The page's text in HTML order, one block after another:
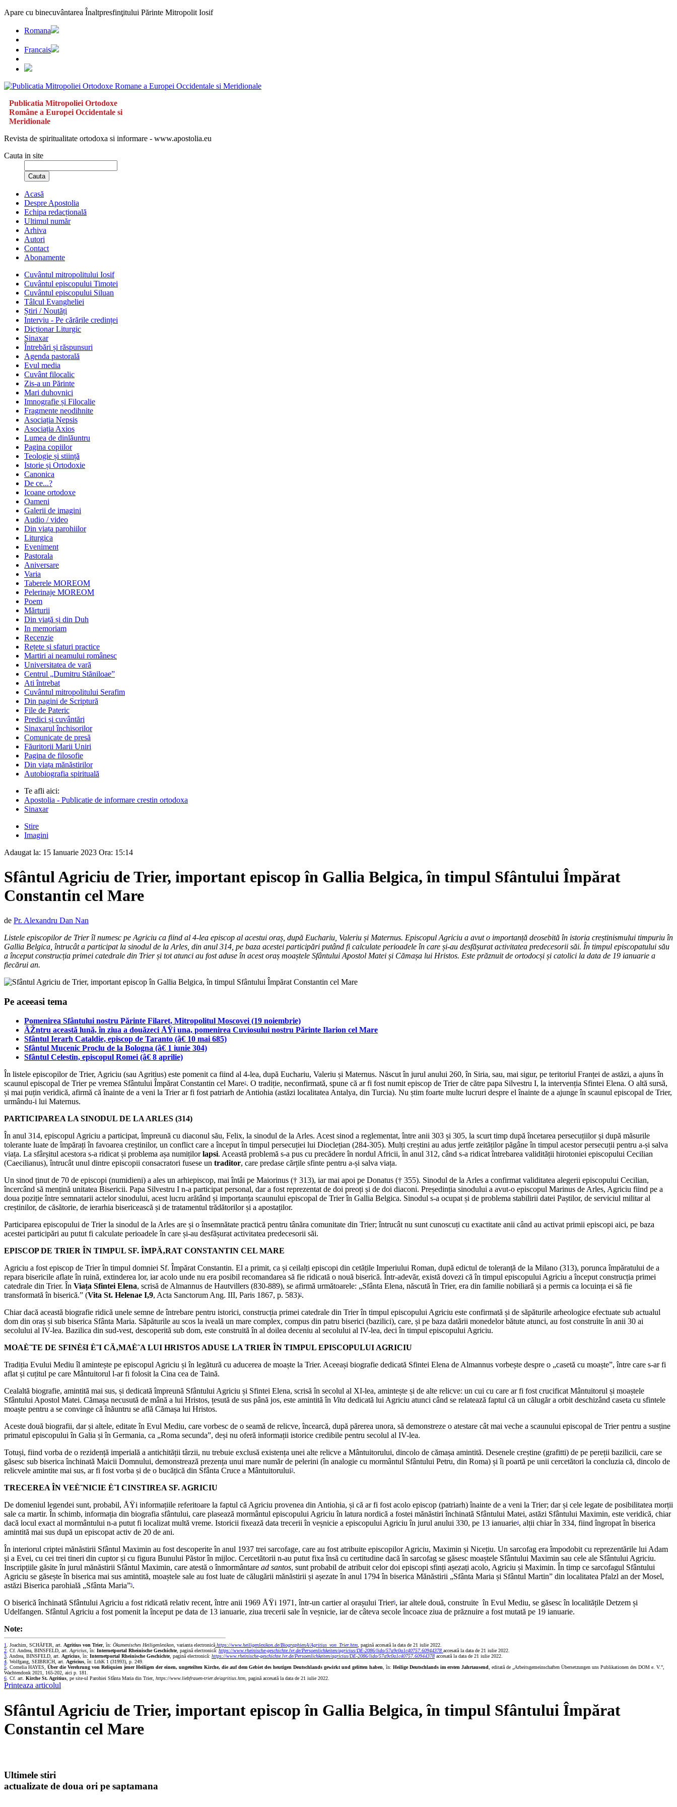
Apare cu binecuvântarea Înaltpresfinţitului Părinte Mitropolit Iosif
Romana
Francais
Publicatia Mitropoliei Ortodoxe
Române a Europei Occidentale si
Meridionale
Revista de spiritualitate ortodoxa si informare - www.apostolia.eu
Cauta in site
Cauta
Acasă
Despre Apostolia
Echipa redacțională
Ultimul număr
Arhiva
Autori
Contact
Abonamente
Cuvântul mitropolitului Iosif
Cuvântul episcopului Timotei
Cuvântul episcopului Siluan
Tâlcul Evangheliei
Știri / Noutăți
Interviu - Pe cărările credinței
Dicționar Liturgic
Sinaxar
Întrebări și răspunsuri
Agenda pastorală
Evul media
Cuvânt filocalic
Zis-a un Părinte
Mari duhovnici
Imnografie și Filocalie
Fragmente neodihnite
Asociația Nepsis
Asociația Axios
Lumea de dinlăuntru
Pagina copiilor
Teologie și stiință
Istorie și Ortodoxie
Canonica
De ce...?
Icoane ortodoxe
Oameni
Galerii de imagini
Audio / video
Din viața parohiilor
Liturgica
Eveniment
Pastorala
Aniversare
Varia
Taberele MOREOM
Pelerinaje MOREOM
Poem
Mărturii
Din viață și din Duh
In memoriam
Recenzie
Rețete și sfaturi practice
Martiri ai neamului românesc
Universitatea de vară
Centrul „Dumitru Stăniloae”
Ati întrebat
Cuvântul mitropolitului Serafim
Din pagini de Scriptură
File de Pateric
Predici și cuvântări
Sinaxarul închisorilor
Comunicate de presă
Făuritorii Marii Uniri
Pagina de filosofie
Din viața mănăstirilor
Autobiografia spirituală
Te afli aici:
Apostolia - Publicatie de informare crestin ortodoxa
Sinaxar
Stire
Imagini
Adaugat la: 15 Ianuarie 2023 Ora: 15:14
Sfântul Agriciu de Trier, important episcop în Gallia Belgica, în timpul Sfântului Împărat
Constantin cel Mare
de Pr. Alexandru Dan Nan
Listele episcopilor de Trier îl numesc pe Agriciu ca fiind al 4-lea episcop al acestui oraș, după Euchariu, Valeriu și Maternus. Episcopul Agriciu a avut o importanță deosebită în istoria creștinismului timpuriu în
Gallia Belgica, întrucât a participat la sinodul de la Arles, din anul 314, pe baza acestei participări putând fi calculate perioadele în care și-au desfășurat activitatea predecesorii săi. În timpul episcopatului său
a început construcția primei catedrale din Trier și tot atunci au fost aduse în acest oraș moaștele Sfântului Apostol Matei și Cămașa lui Hristos. Este prăznuit de ortodocși și catolici la data de 19 ianuarie a
fiecărui an.
Pe aceeasi tema
Pomenirea Sfântului nostru Părinte Filaret, Mitropolitul Moscovei (19 noiembrie)
ÃŽntru această lună, în ziua a douăzeci ÅŸi una, pomenirea Cuviosului nostru Părinte Ilarion cel Mare
Sfântul Ierarh Cataldie, episcop de Taranto (â€ 10 mai 685)
Sfântul Mucenic Proclu de la Bologna (â€ 1 iunie 304)
Sfântul Celestin, episcopul Romei (â€ 8 aprilie)
În listele episcopilor de Trier, Agriciu (sau Agritius) este pomenit ca fiind al 4-lea, după Euchariu, Valeriu și Maternus. Născut în jurul anului 260, în Siria, sau, mai sigur, pe teritoriul Franței de astăzi, a ajuns în
scaunul episcopal de Trier pe vremea Sfântului Împărat Constantin cel Mare1. O tradiție, neconfirmată, spune că ar fi fost numit episcop de Trier de către papa Silvestru I, la intervenția Sfintei Elena. O altă sursă,
și mai puțin veridică, afirmă că înainte de a veni la Trier ar fi fost patriarh de Antiohia (astăzi localitatea Antalya, din Turcia). Nu știm foarte multe lucruri despre el înainte de a ajunge în scaunul episcopal de Trier,
urmându-i lui Maternus.
PARTICIPAREA LA SINODUL DE LA ARLES (314)
În anul 314, episcopul Agriciu a participat, împreună cu diaconul său, Felix, la sinodul de la Arles. Acest sinod a reglementat, între anii 303 și 305, la scurt timp după încetarea persecuțiilor și după măsurile
tolerante luate de împărați în favoarea creștinilor, un conflict care a început în timpul persecuției lui Dioclețian (284-305). Mulți creștini au adus jertfe zeităților păgâne în timpul acestor persecuții pentru a-și salva
viața. La sfârșitul acestora s-a ridicat și problema așa numițilorlapsi. Această problemă s-a pus cu precădere în nordul Africii, în anul 312, când s-a ridicat întrebarea validității hirotoniei episcopului Cecilian
(Caecilianus), întrucât unul dintre episcopii consacratori fusese un traditor, care predase cărțile sfinte pentru a-și salva viața.
Un sinod ținut de 70 de episcopi (numidieni) a ales un arhiepiscop, mai întâi pe Maiorinus († 313), iar mai apoi pe Donatus († 355). Sinodul de la Arles a confirmat validitatea alegerii episcopului Cecilian,
încercând să mențină unitatea Bisericii. Papa Silvestru I n-a participat personal, dar a fost reprezentat de doi preoți și de doi diaconi. Președinția sinodului a avut-o episcopul Marinus de Arles, Agriciu fiind pe a
doua poziție între semnatarii actelor sinodului, acest lucru arătând și importanța scaunului episcopal de Trier în Gallia Belgica. Sinodul s-a ocupat și de problema stabilirii datei Paștilor, de serviciul militar al
creștinilor, de căsătorie, de ierarhia bisericească și de tratamentul trădătorilor și a apostaților.
Participarea episcopului de Trier la sinodul de la Arles are și o însemnătate practică pentru tânăra comunitate din Trier; întrucât nu sunt cunoscuți cu exactitate anii când au activat primii episcopi aici, pe baza
acestei participări au putut fi calculate perioadele în care și-au desfășurat activitatea predecesorii săi.
EPISCOP DE TRIER ÎN TIMPUL SF. ÎMPÄ‚RAT CONSTANTIN CEL MARE
Agriciu a fost episcop de Trier în timpul domniei Sf. Împărat Constantin. El a primit, ca și ceilalți episcopi din cetățile Imperiului Roman, după edictul de toleranță de la Milano (313), porunca împăratului de a
repara bisericile aflate în ruină, extinderea lor, iar acolo unde nu era posibil recomandarea să fie ridicată o nouă biserică. Într-adevăr, există dovezi că în timpul episcopului Agriciu a început construcția primei
catedrale din Trier. În Viața Sfintei Elena, scrisă de Almannus de Hautvillers (830-889), se afirmă următoarele: „Sfânta Elena, născută în Trier, era din familie nobiliară și a permis ca locuința ei să fie
transformată în biserică.” (Vita St. Helenae I,9, Acta Sanctorum Ang. III, Paris 1867, p. 583)2.
Chiar dacă această biografie ridică unele semne de întrebare pentru istorici, construcția primei catedrale din Trier în timpul episcopului Agriciu este confirmată și de săpăturile arheologice efectuate sub actualul
dom din oraș și sub biserica Sfânta Maria. Săpăturile au scos la iveală un mare complex, compus din patru biserici (bazilici), care, și pe baza datării monedelor bătute atunci, au fost construite în anii 30 ai
secolului al IV-lea. Bazilica din sud-vest, descoperită sub dom, este construită în al doilea deceniu al secolului al IV-lea, deci în timpul episcopului Agriciu.
MOAÈ˜TE DE SFINÈšI È˜I CÄ‚MAÈ˜A LUI HRISTOS ADUSE LA TRIER ÎN TIMPUL EPISCOPULUI AGRICIU
Tradiția Evului Mediu îl amintește pe episcopul Agriciu și în legătură cu aducerea de moaște la Trier. Aceeași biografie dedicată Sfintei Elena de Almannus vorbește despre o „casetă cu moaște”, între care s-ar fi
aflat și cuțitul pe care Mântuitorul l-ar fi folosit la Cina cea de Taină.
Cealaltă biografie, amintită mai sus, și dedicată împreună Sfântului Agriciu și Sfintei Elena, scrisă în secolul al XI-lea, amintește și de alte relicve: un cui cu care ar fi fost crucificat Mântuitorul și moaștele
Sfântului Apostol Matei. Cămașa necusută de mână a lui Hristos, țesută de sus până jos, este amintită în Vita dedicată lui Agriciu atunci când se relatează faptul că un călugăr a orbit deschizând caseta cu sfintele
moaște pentru a se convinge că înăuntru se află Cămașa lui Hristos.
Aceste două biografii, dar și altele, editate în Evul Mediu, care vorbesc de o seamă de relicve, încearcă, după părerea unora, să demonstreze o atestare cât mai veche a scaunului episcopal de Trier pentru a susține
primatul episcopului în Galia și în Germania, ca „Roma secunda”, deși nu oferă informații istorice credibile pentru secolul al IV-lea.
Totuși, fiind vorba de o rezidență imperială a antichității târzii, nu trebuie exclusă existența unei alte relicve a Mântuitorului, dincolo de cămașa amintită. Desenele creștine (grafitti) de pe pereții bazilicii, care se
găsesc sub biserica închinată Maicii Domnului, demonstrează prezența unui mare număr de pelerini (în analogie cu mormântul Sfântului Petru, din Roma) și îi poartă pe unii cercetători la concluzia că, dincolo de
relicvele amintite mai sus, ar fi fost vorba și de o bucățică din Sfânta Cruce a Mântuitorului3.
TRECEREA ÎN VEÈ˜NICIE È˜I CINSTIREA SF. AGRICIU
De domeniul legendei sunt, probabil, ÅŸi informațiile referitoare la faptul că Agriciu provenea din Antiohia, și că ar fi fost acolo episcop (patriarh) înainte de a veni la Trier; dar și cele legate de posibilitatea morții
sale ca martir. În schimb, informația din biografia sfântului, care plasează mormântul episcopului Agriciu în latura nordică a fostei mănăstiri închinată Sfântului Matei, astăzi Sfântului Maximin, este veridică, chiar
dacă locul exact al mormântului n-a putut fi localizat multă vreme. Istoricii fixează data trecerii în veșnicie a episcopului Agriciu în jurul anului 330, pe 13 ianuarie4, alții chiar în 334, fiind îngropat în biserica
amintită mai sus după un episcopat activ de 20 de ani.
În interiorul criptei mănăstirii Sfântul Maximin au fost descoperite în anul 1937 trei sarcofage, care au fost atribuite episcopilor Agriciu, Maximin și Nicețiu. Un sarcofag era împodobit cu reprezentările lui Adam
și a Evei, cu cei trei tineri din cuptor și cu figura Bunului Păstor în mijloc. Cercetătorii n-au putut fixa însă cu certitudine dacă în sarcofag se găsesc moaștele Sfântului Maximin sau cele ale Sfântului Agriciu.
Inscripțiile găsite în jurul mănăstirii Sfântul Maximin, care atestă o înmormântare ad santos, sunt probabil de atribuit celor doi episcopi sfinți așezați acolo, Agriciu și Maximin. În timp ce sarcofagul Sfântului
Agriciu se găsește în biserica mai sus amintită, moaștele sale au fost luate de călugării mănăstirii și așezate în anul 1794 în biserica Mănăstirii „Sfânta Maria și Sfântul Martin” din localitatea Pfalzl an der Mosel,
astăzi Biserica parohială „Sfânta Maria”5.
O biserică închinată Sfântului Agriciu a fost ridicată relativ recent, între anii 1969 ÅŸi 1971, într-un cartier al orașului Trier6, iar altele două, construite în Evul Mediu, se găsesc în localitățile Detzem și
Udelfangen. Sfântul Agriciu a fost pomenit la început pe data de 13 ianuarie, ziua trecerii sale în veșnicie, iar de câteva secole încoace ziua de prăznuire a fost mutată pe 19 ianuarie.
Note:
1. Joachim, SCHÄFER, art. Agritius von Trier, în: Ökumenisches Heiligenlexikon, varianta electronică https://www.heiligenlexikon.de/BiographienA/Agritius_von_Trier.htm, pagină accesată la data de 21 iulie 2022.
2. Cf. Andrea, BINSFELD, art.Agricius, în: Internetportal Rheinische Geschichte, pagină electronică: https://www.rheinische-geschichte.lvr.de/Persoenlichkeiten/agricius/DE-2086/lido/57a9c0a1c40757.60944378 accesată la data de 21 iulie 2022.
3. Andrea, BINSFELD, art. Agricius, în: Internetportal Rheinische Geschichte, pagină electronică: https://www.rheinische-geschichte.lvr.de/Persoenlichkeiten/agricius/DE-2086/lido/57a9c0a1c40757.60944378 accesată la data de 21 iulie 2022.
4. Wolfgang, SEIBRICH, art. Agricius, în: LthK 1 (31993), p. 249.
5. Cornelia HAYES, Über die Verehrung von Reliquien jener Heiligen der einen, ungeteilten Kirche, die auf dem Gebiet des heutigen Deutschlands gewirkt und gelitten haben, în: Heilige Deutschlands im ersten Jahrtausend, editată de „Arbeitsgemeinschaften Übersetzungen uns Publikationen des DOM e. V.”,
Wachtendonk 2021, 165-202, aici p. 181.
6. Cf. art. Kirche St. Agritius, pe site-ul Parohiei Sfânta Maria din Trier, https://www.liebfrauen-trier.de/agritius.htm, pagină accesată la data de 21 iulie 2022.
Printeaza articolul
Sfântul Agriciu de Trier, important episcop în Gallia Belgica, în timpul Sfântului Împărat
Constantin cel Mare
Ultimele stiri
actualizate de doua ori pe saptamana